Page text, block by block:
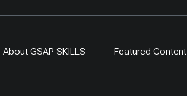
About GSAP SKILLS Featured Content